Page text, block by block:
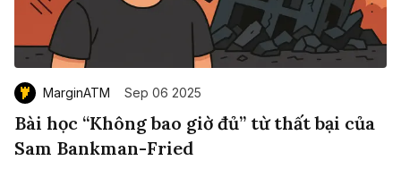
MarginATM Sep 06 2025
Bài học “Không bao giờ đủ” từ thất bại của
Sam Bankman-Fried